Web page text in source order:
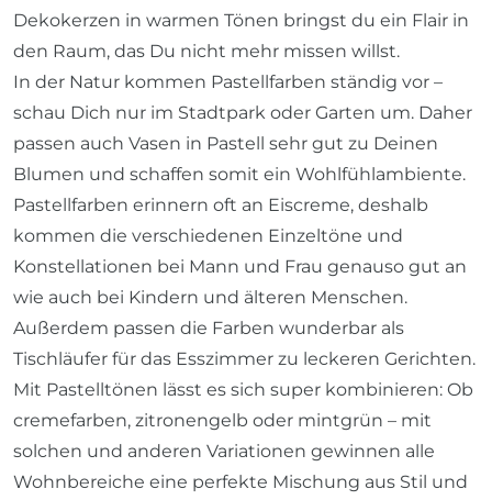
Dekokerzen in warmen Tönen bringst du ein Flair in
den Raum, das Du nicht mehr missen willst.
In der Natur kommen Pastellfarben ständig vor –
schau Dich nur im Stadtpark oder Garten um. Daher
passen auch Vasen in Pastell sehr gut zu Deinen
Blumen und schaffen somit ein Wohlfühlambiente.
Pastellfarben erinnern oft an Eiscreme, deshalb
kommen die verschiedenen Einzeltöne und
Konstellationen bei Mann und Frau genauso gut an
wie auch bei Kindern und älteren Menschen.
Außerdem passen die Farben wunderbar als
Tischläufer für das Esszimmer zu leckeren Gerichten.
Mit Pastelltönen lässt es sich super kombinieren: Ob
cremefarben, zitronengelb oder mintgrün – mit
solchen und anderen Variationen gewinnen alle
Wohnbereiche eine perfekte Mischung aus Stil und